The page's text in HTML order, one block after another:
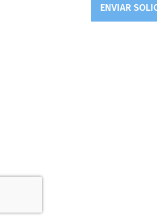
ENVIAR